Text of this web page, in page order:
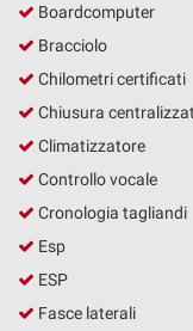
Boardcomputer
Bracciolo
Chilometri certificati
Chiusura
Climatizzatore
Controllo vocale
Cronologia tagliandi
Esp
ESP
Fasce laterali
Cookie delle
Cookie per
Cookie di
la